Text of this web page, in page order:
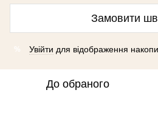
Замовити
% Увійти для відображення
До обраного